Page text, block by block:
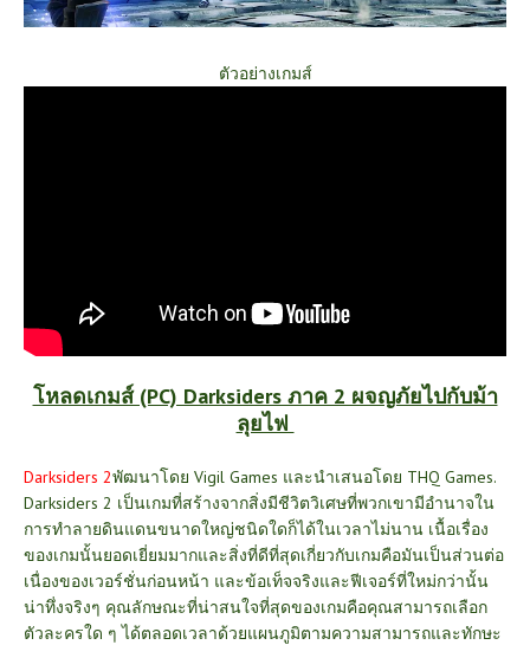
ตัวอย่างเกมส์
โหลดเกมส์ (PC) Darksiders ภาค 2 ผจญภัยไปกับม้า
ลุยไฟ
Darksiders 2พัฒนาโดย Vigil Games และนำเสนอโดย THQ Games.
Darksiders 2 เป็นเกมที่สร้างจากสิ่งมีชีวิตวิเศษที่พวกเขามีอำนาจใน
การทำลายดินแดนขนาดใหญ่ชนิดใดก็ได้ในเวลาไม่นาน เนื้อเรื่อง
ของเกมนั้นยอดเยี่ยมมากและสิ่งที่ดีที่สุดเกี่ยวกับเกมคือมันเป็นส่วนต่อ
เนื่องของเวอร์ชั่นก่อนหน้า และข้อเท็จจริงและฟีเจอร์ที่ใหม่กว่านั้น
น่าทึ่งจริงๆ คุณลักษณะที่น่าสนใจที่สุดของเกมคือคุณสามารถเลือก
ตัวละครใด ๆ ได้ตลอดเวลาด้วยแผนภูมิตามความสามารถและทักษะ